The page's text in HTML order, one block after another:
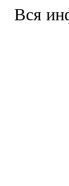
Вся